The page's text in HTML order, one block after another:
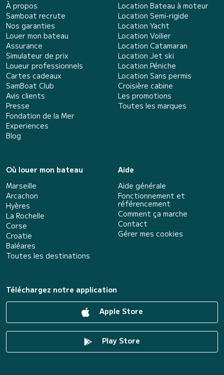
À propos
Samboat recrute
Nos garanties
Louer mon bateau
Assurance
Simulateur de prix
Loueur professionnels
Cartes cadeaux
SamBoat Club
Avis clients
Presse
Fondation de la Mer
Experiences
Blog
Location Bateau à moteur
Location Semi-rigide
Location Yacht
Location Voilier
Location Catamaran
Location Jet ski
Location Péniche
Location Sans permis
Croisière cabine
Les promotions
Toutes les marques
Où louer mon bateau
Marseille
Arcachon
Hyères
La Rochelle
Corse
Croatie
Baléares
Toutes les destinations
Aide
Aide générale
Fonctionnement et
référencement
Comment ça marche
Contact
Gérer mes cookies
Téléchargez notre application
Apple Store
Play Store